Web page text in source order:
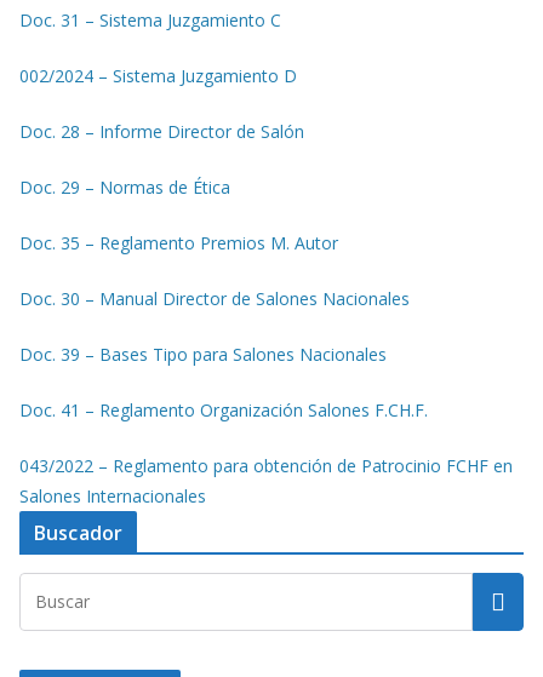
Doc. 31 – Sistema Juzgamiento C
002/2024 – Sistema Juzgamiento D
Doc. 28 – Informe Director de Salón
Doc. 29 – Normas de Ética
Doc. 35 – Reglamento Premios M. Autor
Doc. 30 – Manual Director de Salones Nacionales
Doc. 39 – Bases Tipo para Salones Nacionales
Doc. 41 – Reglamento Organización Salones F.CH.F.
043/2022 – Reglamento para obtención de Patrocinio FCHF en
Salones Internacionales
Buscador